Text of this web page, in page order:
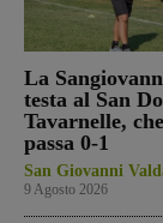
La
testa al San
Tavarnelle,
passa 0-1
San Giovanni
9 Agosto 2026